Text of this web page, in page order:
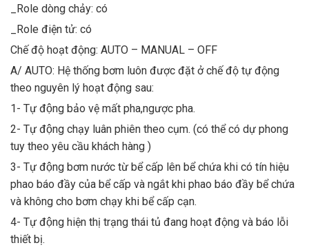
_Role dòng chảy: có
_Role điện tử: có
Chế độ hoạt động: AUTO – MANUAL – OFF
A/ AUTO: Hệ thống bơm luôn được đặt ở chế độ tự động
theo nguyên lý hoạt động sau:
1- Tự động bảo vệ mất pha,ngược pha.
2- Tự động chạy luân phiên theo cụm. (có thể có dự phong
tuy theo yêu cầu khách hàng )
3- Tự động bơm nước từ bể cấp lên bể chứa khi có tín hiệu
phao báo đầy của bể cấp và ngắt khi phao báo đầy bể chứa
và không cho bơm chạy khi bể cấp cạn.
4- Tự động hiện thị trạng thái tủ đang hoạt động và báo lỗi
thiết bị.